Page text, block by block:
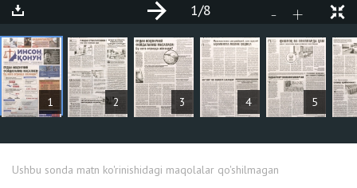
1 2 3 4 5
- +
1/8
MAQOLALAR
Ushbu sonda matn ko'rinishidagi maqolalar qo'shilmagan